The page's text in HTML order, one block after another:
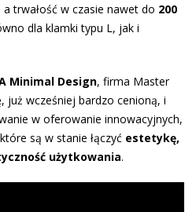
a trwałość w czasie nawet do 200
dla klamki typu L, jak i
Minimal Design, firma Master
już wcześniej bardzo cenioną, i
w oferowanie innowacyjnych,
są w stanie łączyć estetykę,
użytkowania.